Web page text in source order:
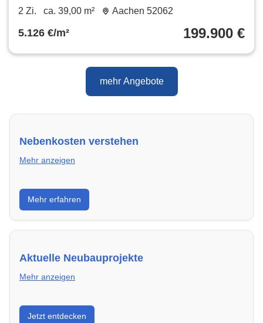
verkaufen
2 Zi. ca. 39,00 m² Aachen 52062
5.126 €/m² 199.900 €
mehr Angebote
Nebenkosten verstehen
Mehr anzeigen
Erfahre, welche Nebenkosten rechtmäßig sind und
wie du deine monatliche Belastung optimieren
kannst.
Mehr erfahren
Aktuelle Neubauprojekte
Mehr anzeigen
Entdecke Neubauprojekte in Aachen – modern,
energieeffizient und sofort bezugsfertig.
Jetzt entdecken